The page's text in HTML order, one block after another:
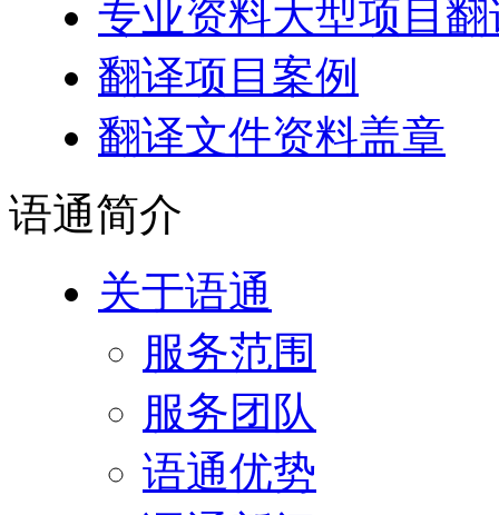
专业资料大型项目翻
翻译项目案例
翻译文件资料盖章
语通简介
关于语通
服务范围
服务团队
语通优势